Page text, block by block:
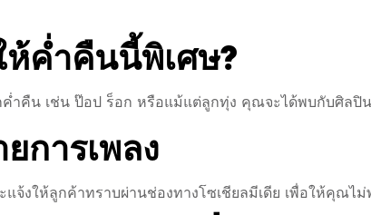
ค่ำคืนนี้พิเศษ?
ำคืน เช่น ป๊อป ร็อก หรือแม้แต่ลูกทุ่ง คุณจะได้พบกับศิลปิ
การเพลง
จ้งให้ลูกค้าทราบผ่านช่องทางโซเชียลมีเดีย เพื่อให้คุณไ